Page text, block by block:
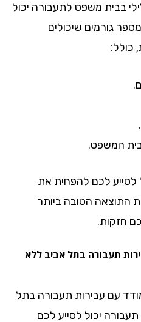
משפט לתעבורה יכול
שיכולים
לכם להפחית את
הטובה ביותר
בתל אביב ללא
עבירות תעבורה בתל
יכול לסייע לכם